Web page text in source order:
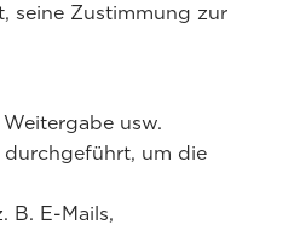
seine Zustimmung zur
usw.
durchgeführt, um die
B. E-Mails,